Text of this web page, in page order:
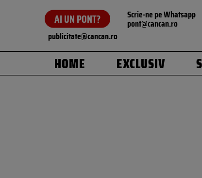
AI UN PONT? Scrie-ne pe Whatsapp
pont@cancan.ro
publicitate@cancan.ro
HOME EXCLUSIV